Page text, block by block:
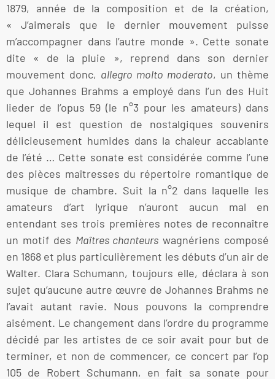
1879, année de la composition et de la création,
« J’aimerais que le dernier mouvement puisse
m’accompagner dans l’autre monde ». Cette sonate
dite « de la pluie », reprend dans son dernier
mouvement donc, allegro molto moderato, un thème
que Johannes Brahms a employé dans l’un des Huit
lieder de l’opus 59 (le n°3 pour les amateurs) dans
lequel il est question de nostalgiques souvenirs
délicieusement humides dans la chaleur accablante
de l’été … Cette sonate est considérée comme l’une
des pièces maîtresses du répertoire romantique de
musique de chambre. Suit la n°2 dans laquelle les
amateurs d’art lyrique n’auront aucun mal en
entendant ses trois premières notes de reconnaître
un motif des Maîtres chanteurs wagnériens composé
en 1868 et plus particulièrement les débuts d’un air de
Walter. Clara Schumann, toujours elle, déclara à son
sujet qu’aucune autre œuvre de Johannes Brahms ne
l’avait autant ravie. Nous pouvons la comprendre
aisément. Le changement dans l’ordre du programme
décidé par les artistes de ce soir avait pour but de
terminer, et non de commencer, ce concert par l’op
105 de Robert Schumann, en fait sa sonate pour